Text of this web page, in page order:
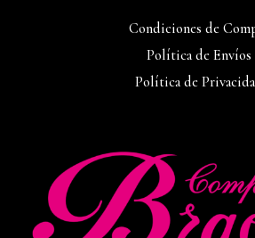
Condiciones de
Política de Envíos
Política de